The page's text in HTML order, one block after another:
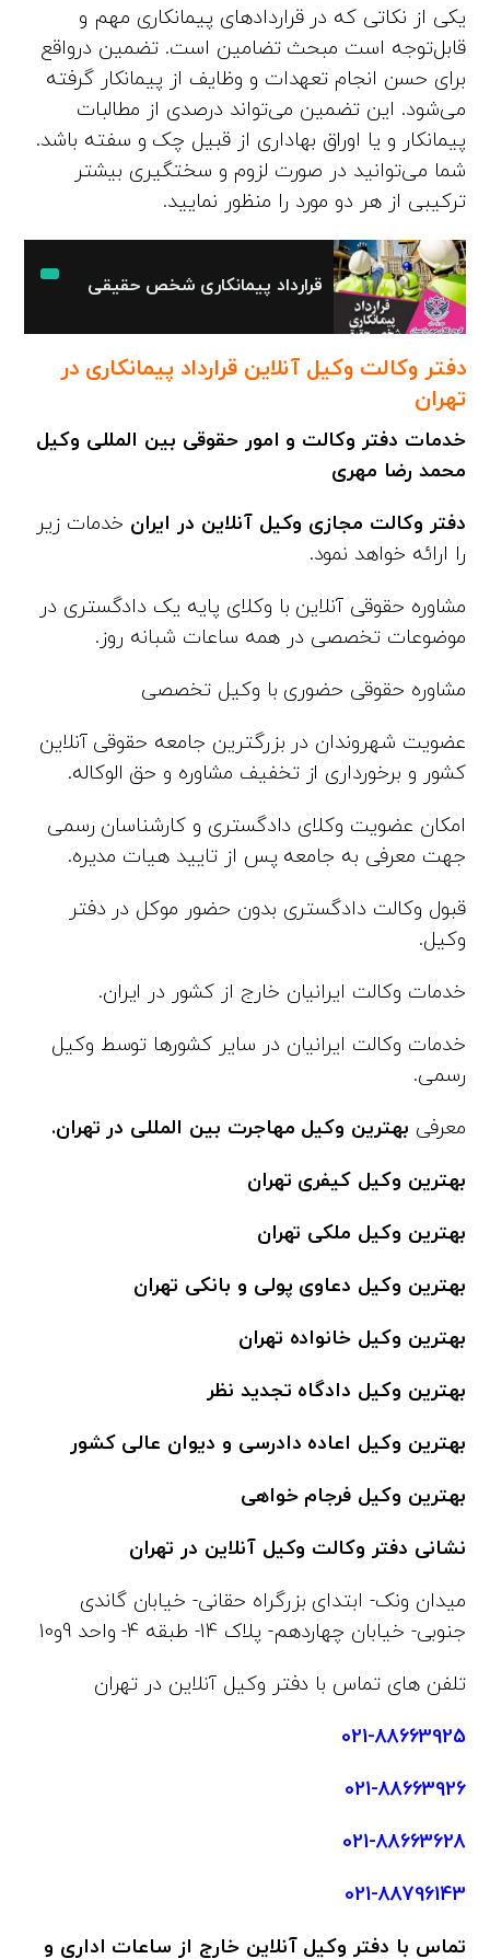
یکی از نکاتی که در قراردادهای پیمانکاری مهم و
قابل‌توجه است مبحث تضامین است. تضمین درواقع
برای حسن انجام تعهدات و وظایف از پیمانکار گرفته
می‌شود. این تضمین می‌تواند درصدی از مطالبات
پیمانکار و یا اوراق بهاداری از قبیل چک و سفته باشد.
شما می‌توانید در صورت لزوم و سختگیری بیشتر
ترکیبی از هر دو مورد را منظور نمایید.
قرارداد پیمانکاری شخص حقیقی
دفتر وکالت وکیل آنلاین قرارداد پیمانکاری در
تهران
خدمات دفتر وکالت و امور حقوقی بین المللی وکیل
محمد رضا مهری
دفتر وکالت مجازی وکیل آنلاین در ایران خدمات زیر
را ارائه خواهد نمود.
مشاوره حقوقی آنلاین با وکلای پایه یک دادگستری در
موضوعات تخصصی در همه ساعات شبانه روز.
مشاوره حقوقی حضوری با وکیل تخصصی
عضویت شهروندان در بزرگترین جامعه حقوقی آنلاین
کشور و برخورداری از تخفیف مشاوره و حق الوکاله.
امکان عضویت وکلای دادگستری و کارشناسان رسمی
جهت معرفی به جامعه پس از تایید هیات مدیره.
قبول وکالت دادگستری بدون حضور موکل در دفتر
وکیل.
خدمات وکالت ایرانیان خارج از کشور در ایران.
خدمات وکالت ایرانیان در سایر کشورها توسط وکیل
رسمی.
معرفی بهترین وکیل مهاجرت بین المللی در تهران.
بهترین وکیل کیفری تهران
بهترین وکیل ملکی تهران
بهترین وکیل دعاوی پولی و بانکی تهران
بهترین وکیل خانواده تهران
بهترین وکیل دادگاه تجدید نظر
بهترین وکیل اعاده دادرسی و دیوان عالی کشور
بهترین وکیل فرجام خواهی
نشانی دفتر وکالت وکیل آنلاین در تهران
میدان ونک- ابتدای بزرگراه حقانی- خیابان گاندی
جنوبی- خیابان چهاردهم- پلاک 14- طبقه 4- واحد 9و10
تلفن های تماس با دفتر وکیل آنلاین در تهران
021-88663925
021-88663926
021-88663628
021-88796143
تماس با دفتر وکیل آنلاین خارج از ساعات اداری و